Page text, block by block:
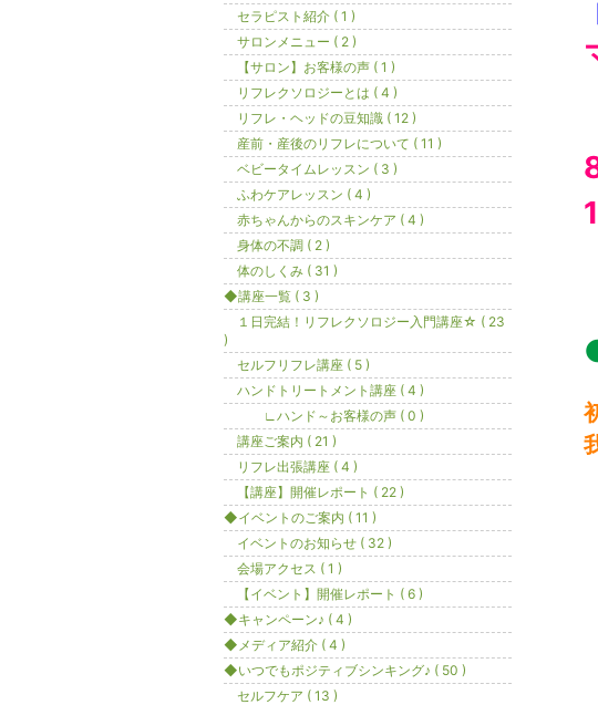
セラピスト紹介 ( 1 )
サロンメニュー ( 2 )
【サロン】お客様の声 ( 1 )
リフレクソロジーとは ( 4 )
リフレ・ヘッドの豆知識 ( 12 )
産前・産後のリフレについて ( 11 )
ベビータイムレッスン ( 3 )
ふわケアレッスン ( 4 )
赤ちゃんからのスキンケア ( 4 )
身体の不調 ( 2 )
体のしくみ ( 31 )
◆講座一覧 ( 3 )
１日完結！リフレクソロジー入門講座☆ ( 23
)
セルフリフレ講座 ( 5 )
ハンドトリートメント講座 ( 4 )
∟ハンド～お客様の声 ( 0 )
講座ご案内 ( 21 )
リフレ出張講座 ( 4 )
【講座】開催レポート ( 22 )
◆イベントのご案内 ( 11 )
イベントのお知らせ ( 32 )
会場アクセス ( 1 )
【イベント】開催レポート ( 6 )
◆キャンペーン♪ ( 4 )
◆メディア紹介 ( 4 )
◆いつでもポジティブシンキング♪ ( 50 )
セルフケア ( 13 )